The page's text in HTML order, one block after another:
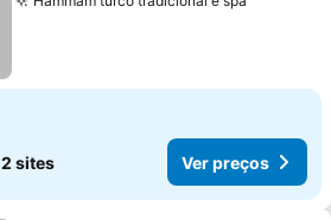
2 sites Ver preços